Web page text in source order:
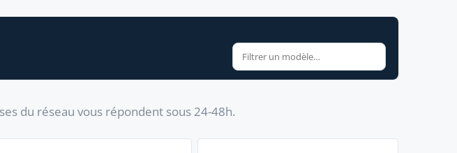
du réseau vous répondent sous 24-48h.